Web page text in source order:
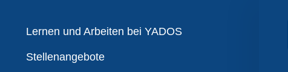
Übersicht
Lernen und Arbeiten bei YADOS
Stellenangebote